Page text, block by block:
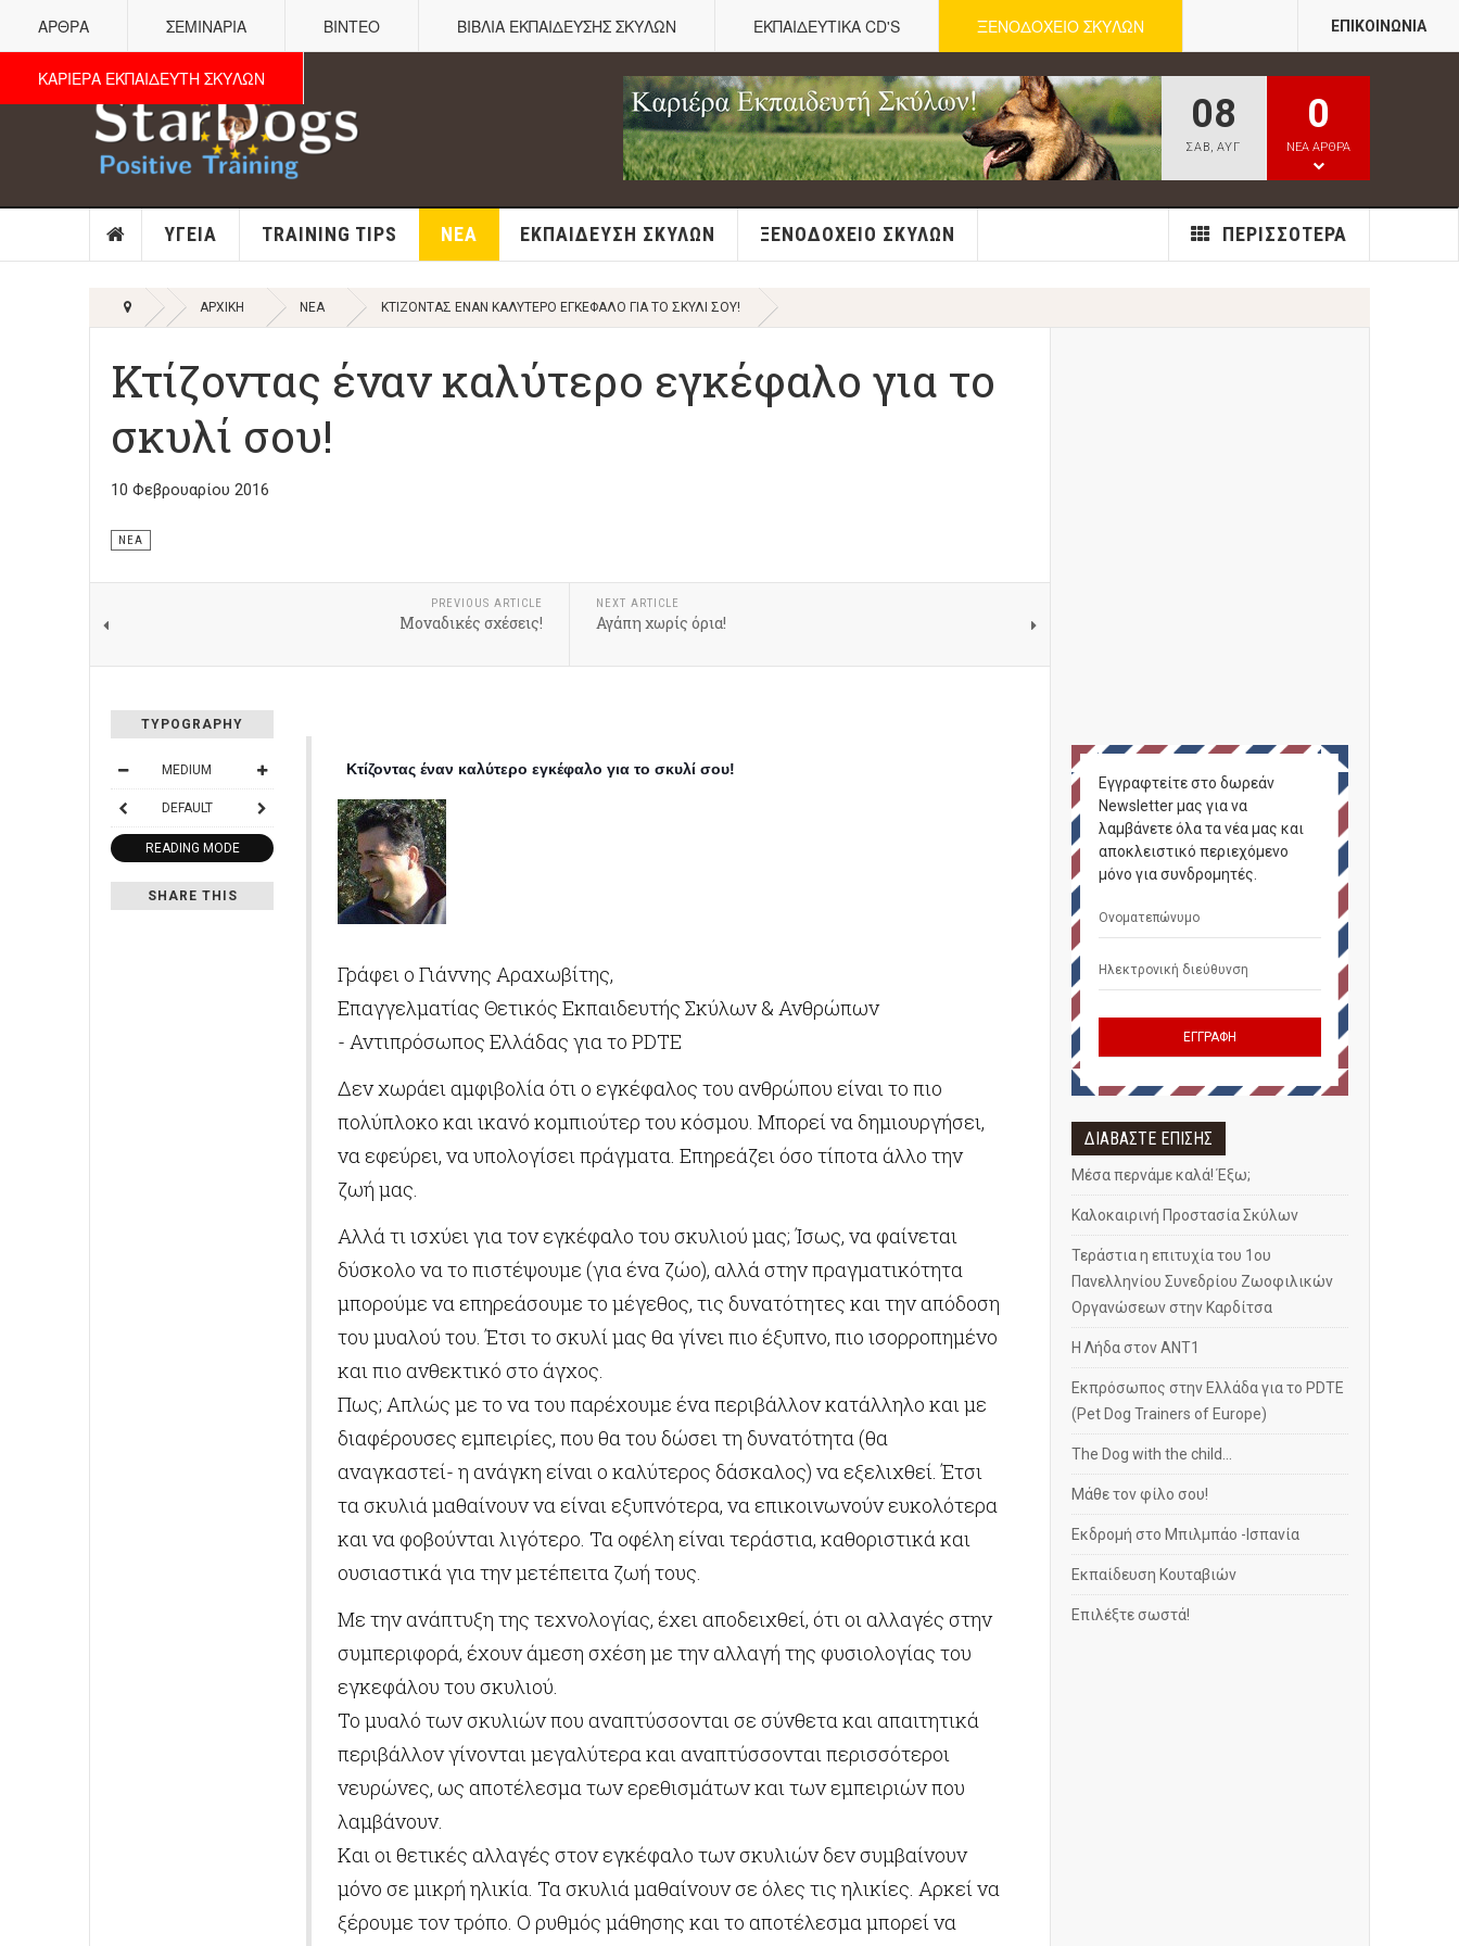
ΑΡΘΡΑ ΣΕΜΙΝΑΡΙΑ ΒΙΝΤΕΟ ΒΙΒΛΙΑ ΕΚΠΑΙΔΕΥΣΗΣ ΣΚΥΛΩΝ ΕΚΠΑΙΔΕΥΤΙΚΑ CD'S ΞΕΝΟΔΟΧΕΙΟ ΣΚΥΛΩΝ
ΚΑΡΙΕΡΑ ΕΚΠΑΙΔΕΥΤΗ ΣΚΥΛΩΝ
ΕΠΙΚΟΙΝΩΝΊΑ
08
ΣΑΒ,ΑΥΓ
0
ΝΕΑ ΑΡΘΡΑ
ΥΓΕΊΑ TRAINING TIPS ΝΈΑ ΕΚΠΑΊΔΕΥΣΗ ΣΚΎΛΩΝ ΞΕΝΟΔΟΧΕΊΟ ΣΚΎΛΩΝ ΠΕΡΙΣΣΌΤΕΡΑ
ΑΡΧΙΚΉ ΝΈΑ ΚΤΊΖΟΝΤΑΣ ΈΝΑΝ ΚΑΛΎΤΕΡΟ ΕΓΚΈΦΑΛΟ ΓΙΑ ΤΟ ΣΚΥΛΊ ΣΟΥ!
Κτίζοντας έναν καλύτερο εγκέφαλο για το
σκυλί σου!
10 Φεβρουαρίου 2016
ΝΈΑ
PREVIOUS ARTICLE
Μοναδικές σχέσεις!
NEXT ARTICLE
Αγάπη χωρίς όρια!
TYPOGRAPHY
MEDIUM
DEFAULT
READING MODE
SHARE THIS
Κτίζοντας έναν καλύτερο εγκέφαλο για το σκυλί σου!
Γράφει ο Γιάννης Αραχωβίτης,
Επαγγελματίας Θετικός Εκπαιδευτής Σκύλων & Ανθρώπων
- Αντιπρόσωπος Ελλάδας για το PDTE
Δεν χωράει αμφιβολία ότι ο εγκέφαλος του ανθρώπου είναι το πιο
πολύπλοκο και ικανό κομπιούτερ του κόσμου. Μπορεί να δημιουργήσει,
να εφεύρει, να υπολογίσει πράγματα. Επηρεάζει όσο τίποτα άλλο την
ζωή μας.
Αλλά τι ισχύει για τον εγκέφαλο του σκυλιού μας; Ίσως, να φαίνεται
δύσκολο να το πιστέψουμε (για ένα ζώο), αλλά στην πραγματικότητα
μπορούμε να επηρεάσουμε το μέγεθος, τις δυνατότητες και την απόδοση
του μυαλού του. Έτσι το σκυλί μας θα γίνει πιο έξυπνο, πιο ισορροπημένο
και πιο ανθεκτικό στο άγχος.
Πως; Απλώς με το να του παρέχουμε ένα περιβάλλον κατάλληλο και με
διαφέρουσες εμπειρίες, που θα του δώσει τη δυνατότητα (θα
αναγκαστεί- η ανάγκη είναι ο καλύτερος δάσκαλος) να εξελιχθεί. Έτσι
τα σκυλιά μαθαίνουν να είναι εξυπνότερα, να επικοινωνούν ευκολότερα
και να φοβούνται λιγότερο. Τα οφέλη είναι τεράστια, καθοριστικά και
ουσιαστικά για την μετέπειτα ζωή τους.
Με την ανάπτυξη της τεχνολογίας, έχει αποδειχθεί, ότι οι αλλαγές στην
συμπεριφορά, έχουν άμεση σχέση με την αλλαγή της φυσιολογίας του
εγκεφάλου του σκυλιού.
Το μυαλό των σκυλιών που αναπτύσσονται σε σύνθετα και απαιτητικά
περιβάλλον γίνονται μεγαλύτερα και αναπτύσσονται περισσότεροι
νευρώνες, ως αποτέλεσμα των ερεθισμάτων και των εμπειριών που
λαμβάνουν.
Και οι θετικές αλλαγές στον εγκέφαλο των σκυλιών δεν συμβαίνουν
μόνο σε μικρή ηλικία. Τα σκυλιά μαθαίνουν σε όλες τις ηλικίες. Αρκεί να
ξέρουμε τον τρόπο. Ο ρυθμός μάθησης και το αποτέλεσμα μπορεί να
Εγγραφτείτε στο δωρεάν
Newsletter μας για να
λαμβάνετε όλα τα νέα μας και
αποκλειστικό περιεχόμενο
μόνο για συνδρομητές.
ΔΙΑΒΑΣΤΕ ΕΠΙΣΗΣ
Μέσα περνάμε καλά! Έξω;
Καλοκαιρινή Προστασία Σκύλων
Τεράστια η επιτυχία του 1ου
Πανελληνίου Συνεδρίου Ζωοφιλικών
Οργανώσεων στην Καρδίτσα
Η Λήδα στον ANT1
Εκπρόσωπος στην Ελλάδα για το PDTE
(Pet Dog Trainers of Europe)
The Dog with the child...
Μάθε τον φίλο σου!
Εκδρομή στο Μπιλμπάο -Ισπανία
Εκπαίδευση Κουταβιών
Επιλέξτε σωστά!